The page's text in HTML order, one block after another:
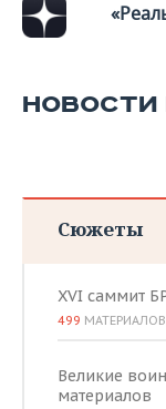
НОВОСТИ
Сюжеты
XVI саммит
499 МАТЕРИАЛОВ
Великие
материалов